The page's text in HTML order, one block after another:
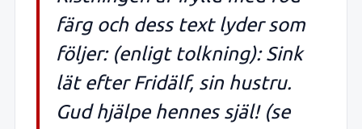
färg och dess text lyder som
följer: (enligt tolkning): Sink
lät efter Fridälf, sin hustru.
Gud hjälpe hennes själ! (se